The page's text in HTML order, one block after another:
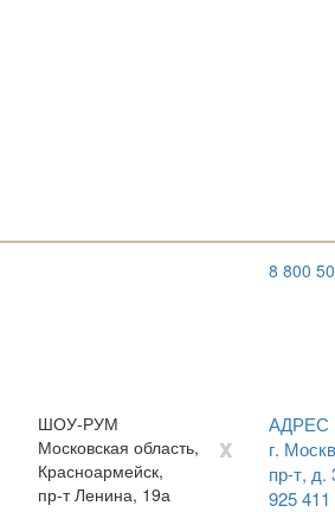
8 800
ШОУ-РУМ
x
Московская область,
Красноармейск,
пр-т Ленина, 19а
г.
пр-т, д.
925